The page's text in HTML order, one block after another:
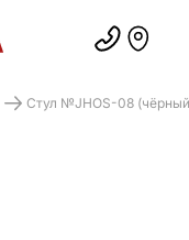
Стул №JHOS-08